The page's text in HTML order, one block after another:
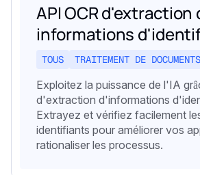
API OCR d'extraction
informations
TOUS TRAITEMENT DE DOCUMENTS
Exploitez la puissance de l'IA
d'extraction d'informations
Extrayez et vérifiez facilement
identifiants pour améliorer vos
rationaliser les processus.